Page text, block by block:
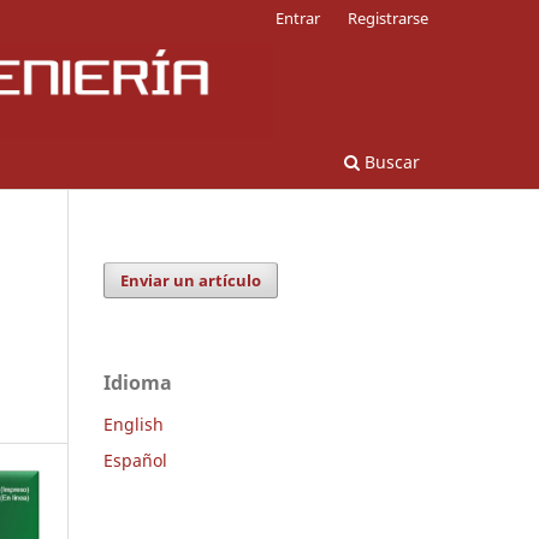
Buscar
Entrar Registrarse
Enviar un artículo
Idioma
English
Español